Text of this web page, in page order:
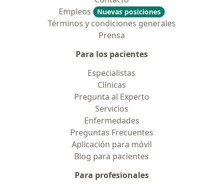
Empleos
Nuevas posiciones
Términos y condiciones generales
Prensa
Para los pacientes
Especialistas
Clínicas
Pregunta al Experto
Servicios
Enfermedades
Preguntas Frecuentes
Aplicación para móvil
Blog para pacientes
Para profesionales